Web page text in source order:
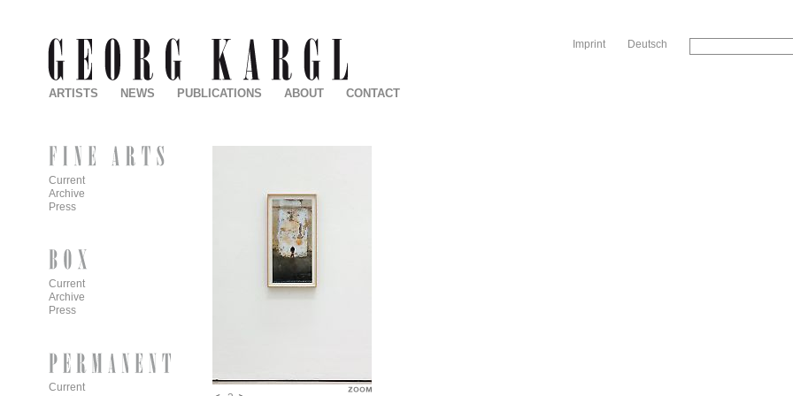
Deutsch
Imprint
ARTISTS NEWS PUBLICATIONS ABOUT CONTACT
Current
Archive
Press
Current
Archive
Press
Current